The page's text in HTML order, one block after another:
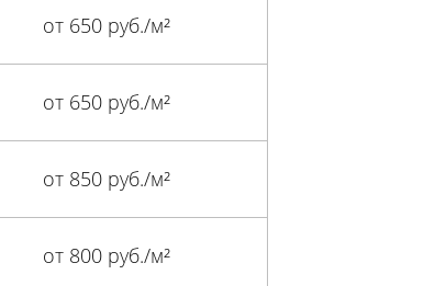
от 650 руб./м²
от 650 руб./м²
от 850 руб./м²
от 800 руб./м²